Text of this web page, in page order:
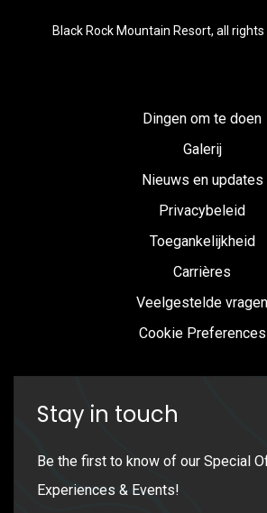
Black Rock Mountain Resort, all rights
Dingen om te doen
Galerij
Nieuws en updates
Privacybeleid
Toegankelijkheid
Carrières
Veelgestelde vragen
Cookie Preferences
Stay in touch
Be the first to know of our Special
Experiences & Events!